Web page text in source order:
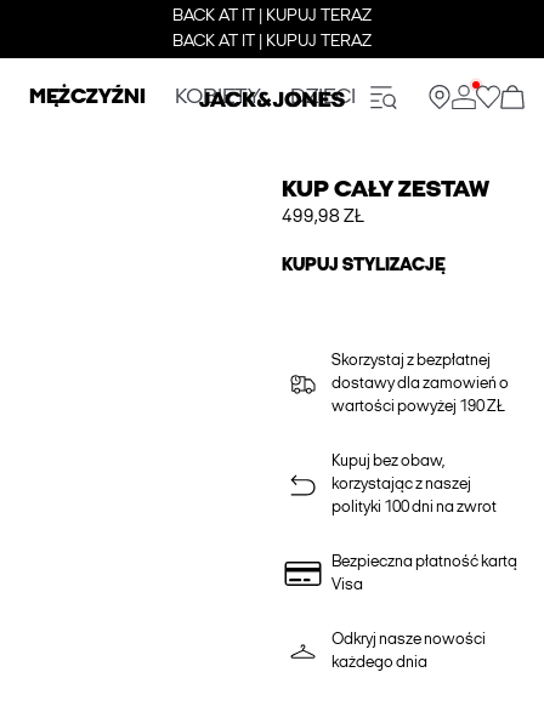
BACK AT IT | KUPUJ TERAZ
BACK AT IT | KUPUJ TERAZ
MĘŻCZYŹNI KOBIETY DZIECI
KUP CAŁY ZESTAW
499,98 ZŁ
KUPUJ STYLIZACJĘ
Skorzystaj z bezpłatnej
dostawy dla zamowień o
wartości powyżej 190 ZŁ
Kupuj bez obaw,
korzystając z naszej
polityki 100 dni na zwrot
Bezpieczna płatność kartą
Visa
Odkryj nasze nowości
każdego dnia